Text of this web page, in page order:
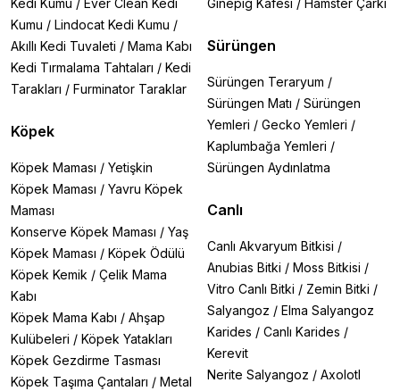
Kedi Kumu / Ever Clean Kedi
Kumu / Lindocat Kedi Kumu /
Akıllı Kedi Tuvaleti / Mama Kabı
Kedi Tırmalama Tahtaları / Kedi
Tarakları / Furminator Taraklar
Köpek
Köpek Maması / Yetişkin
Köpek Maması / Yavru Köpek
Maması
Konserve Köpek Maması / Yaş
Köpek Maması / Köpek Ödülü
Köpek Kemik / Çelik Mama
Kabı
Köpek Mama Kabı / Ahşap
Kulübeleri / Köpek Yatakları
Köpek Gezdirme Tasması
Köpek Taşıma Çantaları / Metal
Ginepig Kafesi / Hamster Çarkı
Sürüngen
Sürüngen Teraryum /
Sürüngen Matı / Sürüngen
Yemleri / Gecko Yemleri /
Kaplumbağa Yemleri /
Sürüngen Aydınlatma
Canlı
Canlı Akvaryum Bitkisi /
Anubias Bitki / Moss Bitkisi /
Vitro Canlı Bitki / Zemin Bitki /
Salyangoz / Elma Salyangoz
Karides / Canlı Karides /
Kerevit
Nerite Salyangoz / Axolotl